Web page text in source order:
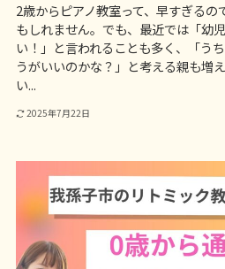
2歳からピアノ教室って、早すぎる
もしれません。でも、最近では「幼
い！」と言われることも多く、「う
うがいいのかな？」と考える親も増
い...
2025年7月22日